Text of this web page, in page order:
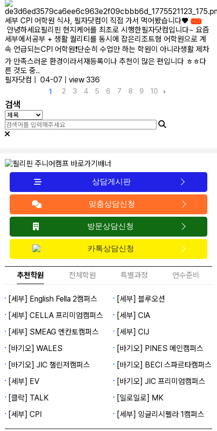
세부 CPI 어학원 식사, 필자닷컴이 직접 가서 먹어봤습니다♥ HOT
안녕하세요필리핀 현지케어를 최초로 시행한필자닷컴입니다~​ 요즘
세부에서공부 + 생활 퀄리티를 동시에 잡은리조트형 어학원으로 계
속 언급되는CPI 어학원❗​단순히 수업만 하는 학원이 아니라생활 제차
가 만족스러운 환경이라서재등록이나 추천이 많은 편입니다 ㅎㅎ​다
른 것도 중..
필자닷컴
04-07 view 336
1 2 3 4 5 6 7 8 9 10
검색
상담게시판
맞춤상담신청
방문상담신청
카톡상담신청
추천학원 전체학원 특별과정 연수준비
[세부] English Fella 2캠퍼스
[세부] 블루오션
[세부] CELLA 프리미엄캠퍼스
[세부] CIA
[세부] SMEAG 엔칸토캠퍼스
[세부] CIJ
[바기오] WALES
[바기오] PINES 메인캠퍼스
[바기오] JIC 챌린저캠퍼스
[바기오] BECI 스파르타캠퍼스
[세부] EV
[바기오] JIC 프리미엄캠퍼스
[클락] TALK
[일로일로] MK
[세부] CPI
[세부] 잉글리시펠라 1캠퍼스